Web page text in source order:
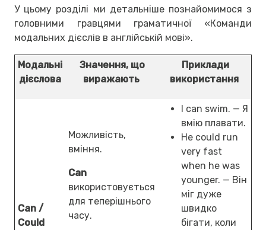
У цьому розділі ми детальніше познайомимося з
головними гравцями граматичної «Команди
модальних дієслів в англійській мові».
Модальні
дієслова
Значення, що
виражають
Приклади
використання
Can /
Could
Можливість,
вміння.
Can
використовується
для теперішнього
часу.
I can swim. — Я
вмію плавати.
He could run
very fast
when he was
younger. — Він
міг дуже
швидко
бігати, коли